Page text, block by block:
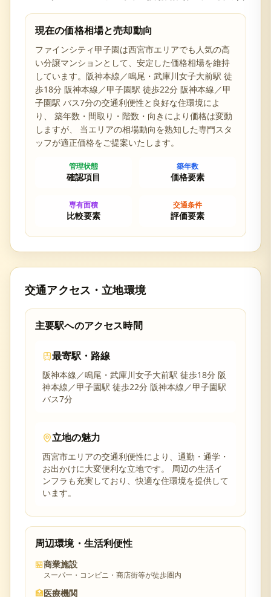
現在の価格相場と売却動向
ファインシティ甲子園は西宮市エリアでも人気の高
い分譲マンションとして、安定した価格相場を維持
しています。 阪神本線／鳴尾・武庫川女子大前駅 徒
歩18分 阪神本線／甲子園駅 徒歩22分 阪神本線／甲
子園駅 バス7分の交通利便性と 良好な住環境によ
り、 築年数・間取り・階数・向きにより価格は変動
しますが、 当エリアの相場動向を熟知した専門スタ
ッフが適正価格をご提案いたします。
管理状態
確認項目
築年数
価格要素
専有面積
比較要素
交通条件
評価要素
交通アクセス・立地環境
主要駅へのアクセス時間
最寄駅・路線
阪神本線／鳴尾・武庫川女子大前駅 徒歩18分 阪
神本線／甲子園駅 徒歩22分 阪神本線／甲子園駅
バス7分
立地の魅力
西宮市エリアの交通利便性により、通勤・通学・
お出かけに大変便利な立地です。 周辺の生活イ
ンフラも充実しており、快適な住環境を提供して
います。
周辺環境・生活利便性
🏪商業施設
スーパー・コンビニ・商店街等が徒歩圏内
🏥医療機関